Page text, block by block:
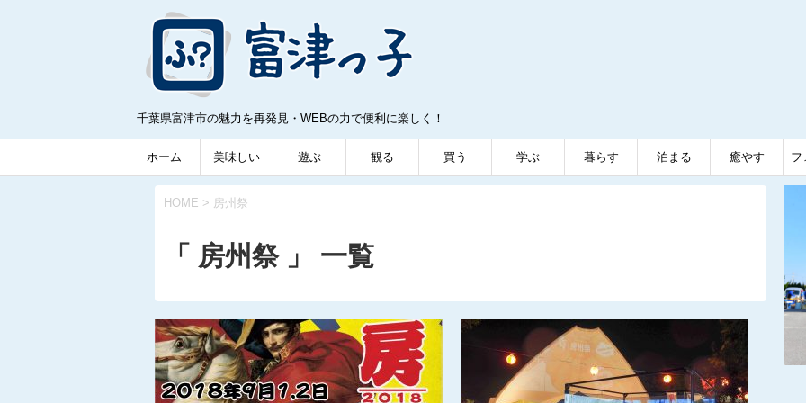
千葉県富津市の魅力を再発見・WEBの力で便利に楽しく！
ホーム 美味しい 遊ぶ 観る 買う 学ぶ 暮らす 泊まる 癒やす フ
HOME > 房州祭
「 房州祭 」 一覧